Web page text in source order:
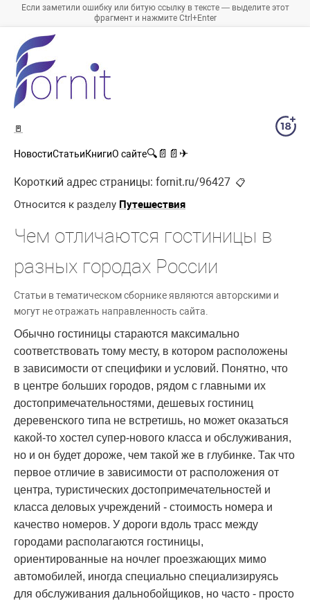
Если заметили ошибку или битую ссылку в тексте — выделите этот
фрагмент и нажмите Ctrl+Enter
🚪
НовостиСтатьиКнигиО сайте🔍 📄 📄 ✈
Короткий адрес страницы: fornit.ru/96427 📋
Относится к разделу Путешествия
Чем отличаются гостиницы в
разных городах России
Статьи в тематическом сборнике являются авторскими и
могут не отражать направленность сайта.
Обычно гостиницы стараются максимально
соответствовать тому месту, в котором расположены
в зависимости от специфики и условий. Понятно, что
в центре больших городов, рядом с главными их
достопримечательностями, дешевых гостиниц
деревенского типа не встретишь, но может оказаться
какой-то хостел супер-нового класса и обслуживания,
но и он будет дороже, чем такой же в глубинке. Так что
первое отличие в зависимости от расположения от
центра, туристических достопримечательностей и
класса деловых учреждений - стоимость номера и
качество номеров. У дороги вдоль трасс между
городами располагаются гостиницы,
ориентированные на ночлег проезжающих мимо
автомобилей, иногда специально специализируясь
для обслуживания дальнобойщиков, но часто - просто